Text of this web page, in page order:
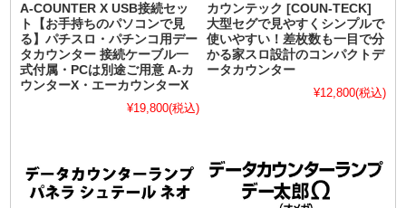
A-COUNTER X USB接続セッ
ト【お手持ちのパソコンで見
る】パチスロ・パチンコ用デー
タカウンター 接続ケーブル一
式付属・PCは別途ご用意 A-カ
ウンターX・エーカウンターX
¥19,800(税込)
カウンテック [COUN-TECK]
大型セグで見やすくシンプルで
使いやすい！差枚数も一目で分
かる家スロ設計のコンパクトデ
ータカウンター
¥12,800(税込)